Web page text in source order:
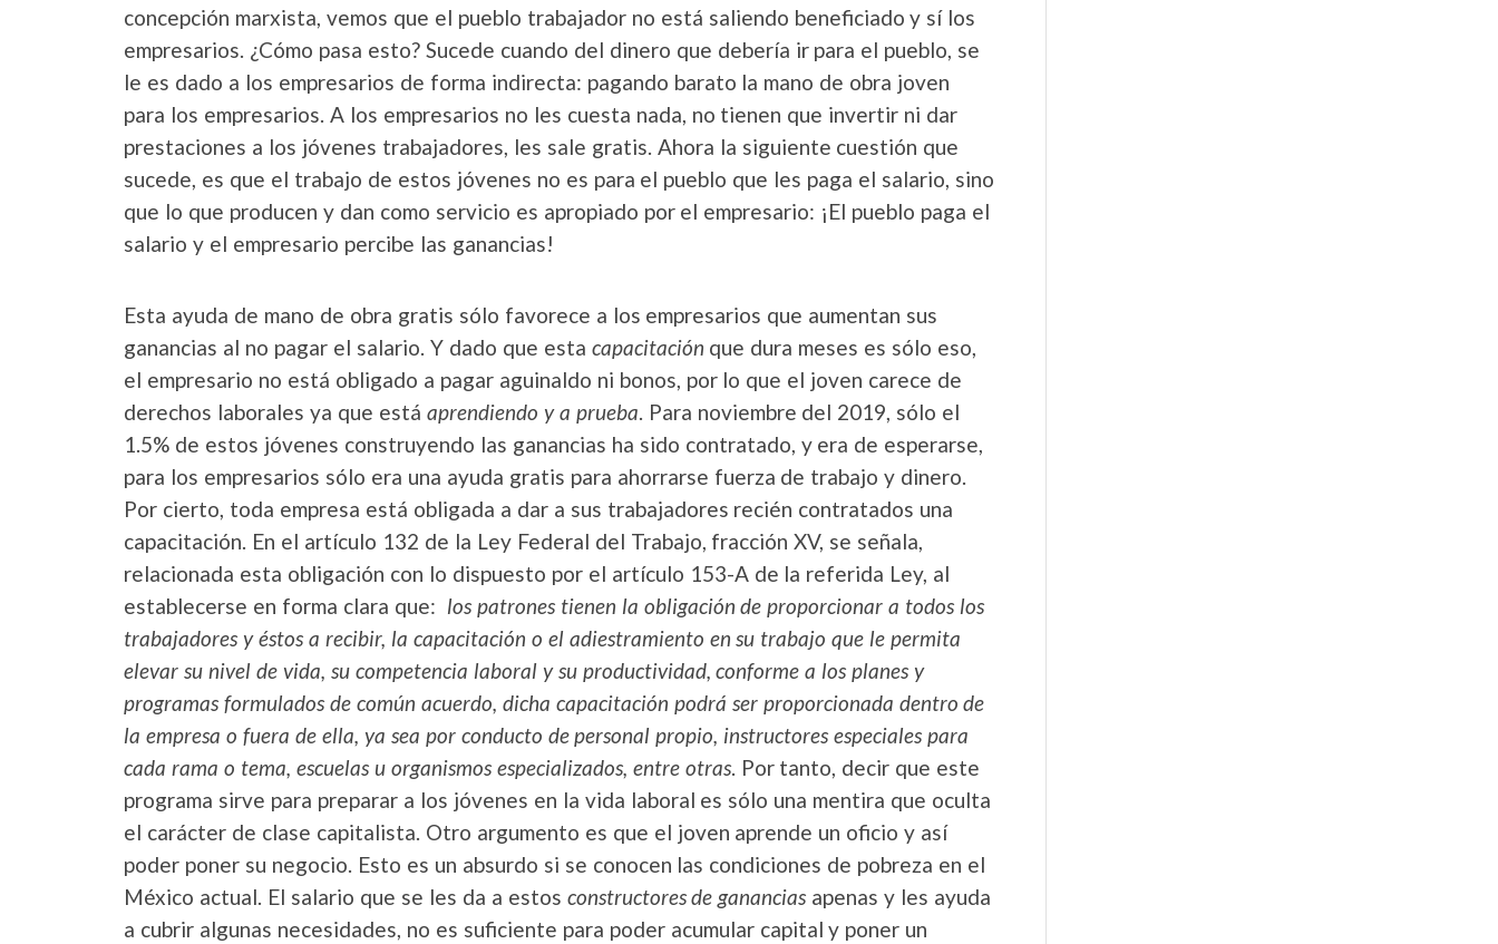
concepción marxista, vemos que el pueblo trabajador no está saliendo beneficiado y sí los
empresarios. ¿Cómo pasa esto? Sucede cuando del dinero que debería ir para el pueblo, se
le es dado a los empresarios de forma indirecta: pagando barato la mano de obra joven
para los empresarios. A los empresarios no les cuesta nada, no tienen que invertir ni dar
prestaciones a los jóvenes trabajadores, les sale gratis. Ahora la siguiente cuestión que
sucede, es que el trabajo de estos jóvenes no es para el pueblo que les paga el salario, sino
que lo que producen y dan como servicio es apropiado por el empresario: ¡El pueblo paga el
salario y el empresario percibe las ganancias!
Esta ayuda de mano de obra gratis sólo favorece a los empresarios que aumentan sus
ganancias al no pagar el salario. Y dado que esta capacitación que dura meses es sólo eso,
el empresario no está obligado a pagar aguinaldo ni bonos, por lo que el joven carece de
derechos laborales ya que está aprendiendo y a prueba. Para noviembre del 2019, sólo el
1.5% de estos jóvenes construyendo las ganancias ha sido contratado, y era de esperarse,
para los empresarios sólo era una ayuda gratis para ahorrarse fuerza de trabajo y dinero.
Por cierto, toda empresa está obligada a dar a sus trabajadores recién contratados una
capacitación. En el artículo 132 de la Ley Federal del Trabajo, fracción XV, se señala,
relacionada esta obligación con lo dispuesto por el artículo 153-A de la referida Ley, al
establecerse en forma clara que: los patrones tienen la obligación de proporcionar a todos los
trabajadores y éstos a recibir, la capacitación o el adiestramiento en su trabajo que le permita
elevar su nivel de vida, su competencia laboral y su productividad, conforme a los planes y
programas formulados de común acuerdo, dicha capacitación podrá ser proporcionada dentro de
la empresa o fuera de ella, ya sea por conducto de personal propio, instructores especiales para
cada rama o tema, escuelas u organismos especializados, entre otras. Por tanto, decir que este
programa sirve para preparar a los jóvenes en la vida laboral es sólo una mentira que oculta
el carácter de clase capitalista. Otro argumento es que el joven aprende un oficio y así
poder poner su negocio. Esto es un absurdo si se conocen las condiciones de pobreza en el
México actual. El salario que se les da a estos constructores de ganancias apenas y les ayuda
a cubrir algunas necesidades, no es suficiente para poder acumular capital y poner un